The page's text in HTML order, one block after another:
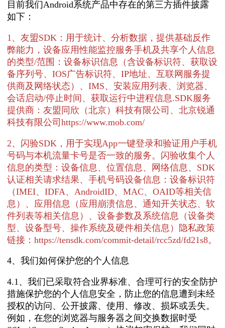
目前我们Android系统产品中存在的第三方插件披露
如下：
1、友盟SDK：用于统计、分析数据，提供基础反作
弊能力，设备应用性能监控服务手机及共享个人信息
的类型/范围：设备标识信息（含设备标识符、获取设
备序列号、IOS广告标识符、IP地址、互联网服务提
供商及网络状态）、IMS、安装应用列表、浏览器、
会话启动/停止时间、获取运行中进程信息.SDK服务
提供商：友盟同欣（北京）科技有限公司、北京锐通
科技有限公司https://www.mob.com/
2、闪验SDK，用于实现App一键登录和验证用户手机
号码与本机流量卡号是否一致的服务。闪验收集个人
信息的类型：设备信息、位置信息、网络信息、SDK
认证相关请求结果、手机号码设备信息：设备标识符
（IMEI、IDFA、AndroidID、MAC、OAID等相关信
息）、应用信息（应用崩溃信息、通知开关状态、软
件列表等相关信息）、设备参数及系统信息（设备类
型、设备型号、操作系统及硬件相关信息）隐私政策
链接：https://tensdk.com/commit-detail/rcc5zd/fd21s8。
4、我们如何保护您的个人信息
4.1、我们已采取符合业界标准、合理可行的安全防护
措施保护您的个人信息安全，防止您的信息遭到未经
授权的访问、公开披露、使用、修改、损坏或丢失。
例如，在您的浏览器与服务器之间交换数据时受